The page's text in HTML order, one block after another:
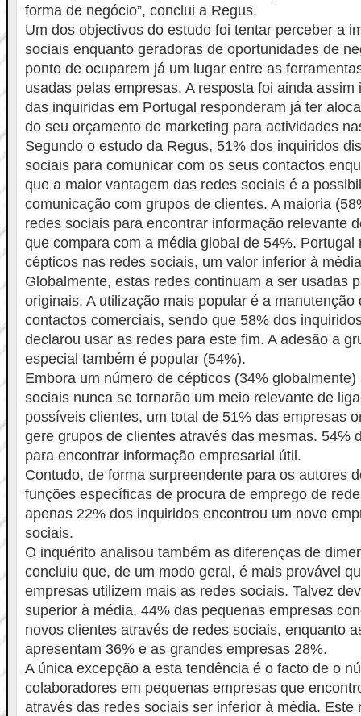
forma de negócio”, conclui a Regus.
Um dos objectivos do estudo foi tentar perceber a
sociais enquanto geradoras de oportunidades de
ponto de ocuparem já um lugar entre as
usadas pelas empresas. A resposta foi ainda assim
das inquiridas em Portugal responderam já ter
do seu orçamento de marketing para actividades
Segundo o estudo da Regus, 51% dos inquiridos
sociais para comunicar com os seus contactos
que a maior vantagem das redes sociais é a
comunicação com grupos de clientes. A maioria
redes sociais para encontrar informação relevante
que compara com a média global de 54%. Portugal
cépticos nas redes sociais, um valor inferior à
Globalmente, estas redes continuam a ser usadas
originais. A utilização mais popular é a manutenção
contactos comerciais, sendo que 58% dos
declarou usar as redes para este fim. A adesão a
especial também é popular (54%).
Embora um número de cépticos (34%
sociais nunca se tornarão um meio relevante de
possíveis clientes, um total de 51% das empresas
gere grupos de clientes através das mesmas. 54%
para encontrar informação empresarial útil.
Contudo, de forma surpreendente para os autores
funções específicas de procura de emprego de
apenas 22% dos inquiridos encontrou um novo
sociais.
O inquérito analisou também as diferenças de
concluiu que, de um modo geral, é mais provável
empresas utilizem mais as redes sociais. Talvez
superior à média, 44% das pequenas empresas
novos clientes através de redes sociais, enquanto
apresentam 36% e as grandes empresas 28%.
A única excepção a esta tendência é o facto de o
colaboradores em pequenas empresas que
através das redes sociais ser inferior à média. Este